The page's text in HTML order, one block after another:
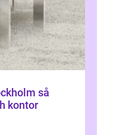
så
kontor